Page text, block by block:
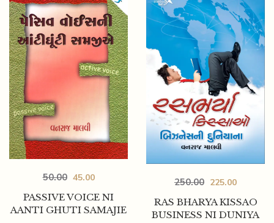
PASSIVE VOICE NI
AANTI GHUTI SAMAJIE
50.00 45.00
RAS BHARYA KISSAO
BUSINESS NI DUNIYA
250.00 225.00